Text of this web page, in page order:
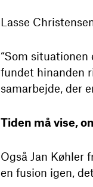
Lasse
“Som
fundet hinanden
samarbejde, der
Tiden må vise,
Også Jan Køhler
en fusion igen,